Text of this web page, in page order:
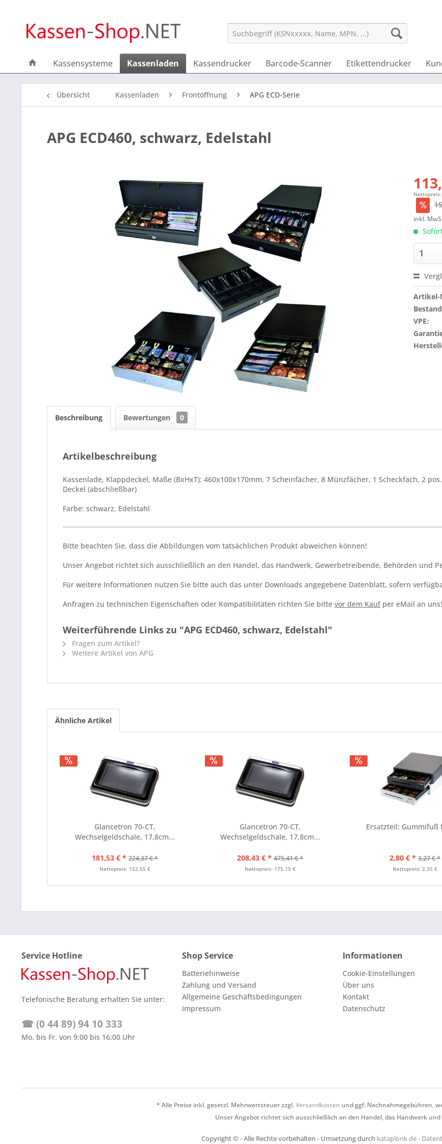
Kassensysteme Kassenladen Kassendrucker Barcode-Scanner Etikettendrucker
Übersicht Kassenladen Frontöffnung APG ECD-Serie
APG ECD460, schwarz, Edelstahl
inkl.
Artikel-
VPE:
Beschreibung Bewertungen 0
Artikelbeschreibung
Kassenlade, Klappdeckel, Maße (BxHxT): 460x100x170mm, 7 Scheinfächer, 8 Münzfächer, 1 Scheckfach, 2
Deckel (abschließbar)
Farbe: schwarz, Edelstahl
Bitte beachten Sie, dass die Abbildungen vom tatsächlichen Produkt abweichen können!
Unser Angebot richtet sich ausschließlich an den Handel, das Handwerk, Gewerbetreibende, Behörden und
Für weitere Informationen nutzen Sie bitte auch das unter Downloads angegebene Datenblatt, sofern
Anfragen zu technischen Eigenschaften oder Kompatibilitäten richten Sie bitte vor dem Kaufper eMail an uns!
Weiterführende Links zu "APG ECD460, schwarz, Edelstahl"
Fragen zum Artikel?
Weitere Artikel von APG
Ähnliche Artikel
Glancetron 70-CT,
Wechselgeldschale, 17,8cm...
181,53 € * 224,37 € *
Nettopreis: 152,55 €
Glancetron 70-CT,
Wechselgeldschale, 17,8cm...
208,43 € * 475,41 € *
Nettopreis: 175,15 €
Ersatzteil: Gummifuß
2,80 € * 3,27 € *
Nettopreis: 2,35 €
Service Hotline
Telefonische Beratung erhalten Sie unter:
☎ (0 44 89) 94 10 333
Mo. bis Fr. von 9:00 bis 16:00 Uhr
Shop Service
Batteriehinweise
Zahlung und Versand
Allgemeine Geschäftsbedingungen
Impressum
Informationen
Cookie-Einstellungen
Über uns
Kontakt
Datenschutz
* Alle Preise inkl. gesetzl. Mehrwertsteuer zzgl.Versandkosten und ggf. Nachnahmegebühren,
Unser Angebot richtet sich ausschließlich an den Handel, das Handwerk und
Copyright © - Alle Rechte vorbehalten - Umsetzung durch kataplonk.de -